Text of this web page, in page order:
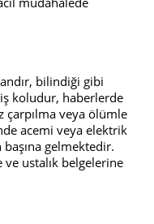
bilindiği gibi
koludur, haberlerde
çarpılma veya ölümle
acemi veya elektrik
gelmektedir.
ve ustalık belgelerine